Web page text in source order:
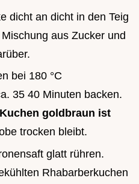
dicht an dicht in den Teig
aus Zucker und
bei 180 °C
35 40 Minuten backen.
goldbraun ist
trocken bleibt.
glatt rühren.
Rhabarberkuchen